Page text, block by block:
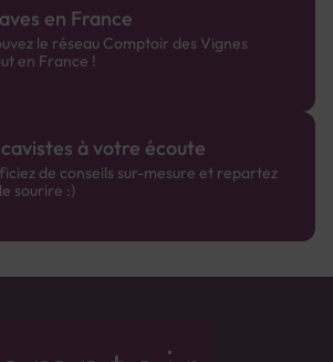
en France
le réseau Comptoir des Vignes
en France !
à votre écoute
de conseils sur-mesure et repartez
sourire :)